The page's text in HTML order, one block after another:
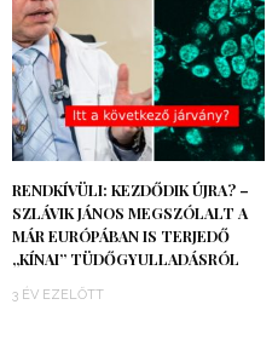
RENDKÍVÜLI: KEZDŐDIK ÚJRA? –
SZLÁVIK JÁNOS MEGSZÓLALT A
MÁR EURÓPÁBAN IS TERJEDŐ
„KÍNAI” TÜDŐGYULLADÁSRÓL
3 ÉV EZELŐTT